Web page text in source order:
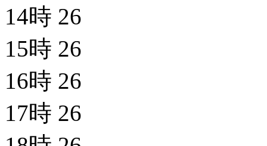
14時 26
15時 26
16時 26
17時 26